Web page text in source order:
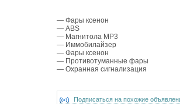
— Фары ксенон
— ABS
— Магнитола MP3
— Иммобилайзер
— Фары ксенон
— Противотуманные фары
— Охранная сигнализация
Подписаться на похожие